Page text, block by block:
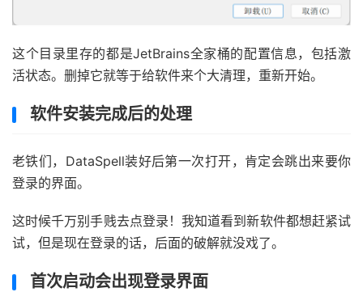
这个目录里存的都是JetBrains全家桶的配置信息，包括激
活状态。删掉它就等于给软件来个大清理，重新开始。
软件安装完成后的处理
老铁们，DataSpell装好后第一次打开，肯定会跳出来要你
登录的界面。
这时候千万别手贱去点登录！我知道看到新软件都想赶紧试
试，但是现在登录的话，后面的破解就没戏了。
首次启动会出现登录界面